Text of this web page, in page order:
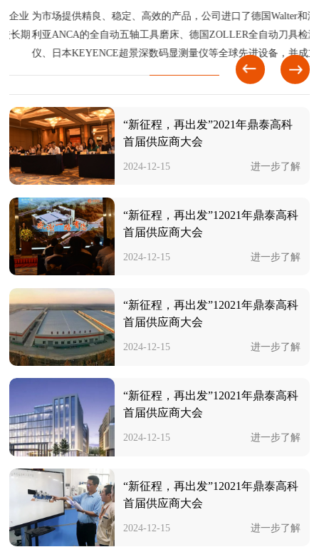
期
为市场提供精良、稳定、高效的产品，公司进口了德国Walter和澳大
利亚ANCA的全自动五轴工具磨床、德国ZOLLER全自动刀具检测
仪、日本KEYENCE超景深数码显测量仪等全球先进设备，并成立了
“新征程，再出发”2021年鼎泰高科
首届供应商大会
2024-12-15 进一步了解
“新征程，再出发”12021年鼎泰高科
首届供应商大会
2024-12-15 进一步了解
“新征程，再出发”12021年鼎泰高科
首届供应商大会
2024-12-15 进一步了解
“新征程，再出发”12021年鼎泰高科
首届供应商大会
2024-12-15 进一步了解
“新征程，再出发”12021年鼎泰高科
首届供应商大会
2024-12-15 进一步了解